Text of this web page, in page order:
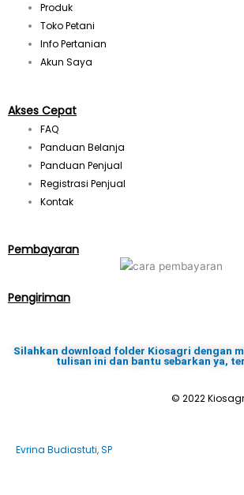
Produk
Toko Petani
Info Pertanian
Akun Saya
Akses Cepat
FAQ
Panduan Belanja
Panduan Penjual
Registrasi Penjual
Kontak
Pembayaran
Pengiriman
Silahkan download folder Kiosagri dengan
tulisan ini dan bantu sebarkan ya,
© 2022
Evrina Budiastuti, SP